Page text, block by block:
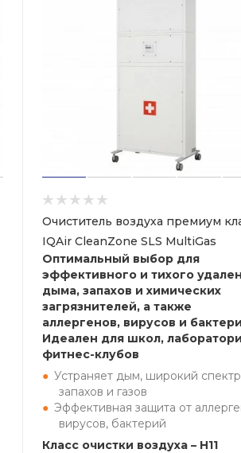
Очиститель воздуха премиум
IQAir CleanZone SLS MultiGas
Оптимальный выбор для
эффективного и тихого
дыма, запахов и химических
загрязнителей, а также
аллергенов, вирусов и
Идеален для школ,
фитнес-клубов
Устраняет дым, широкий спектр
запахов и газов
Эффективная защита от
вирусов, бактерий
Класс очистки воздуха – H11